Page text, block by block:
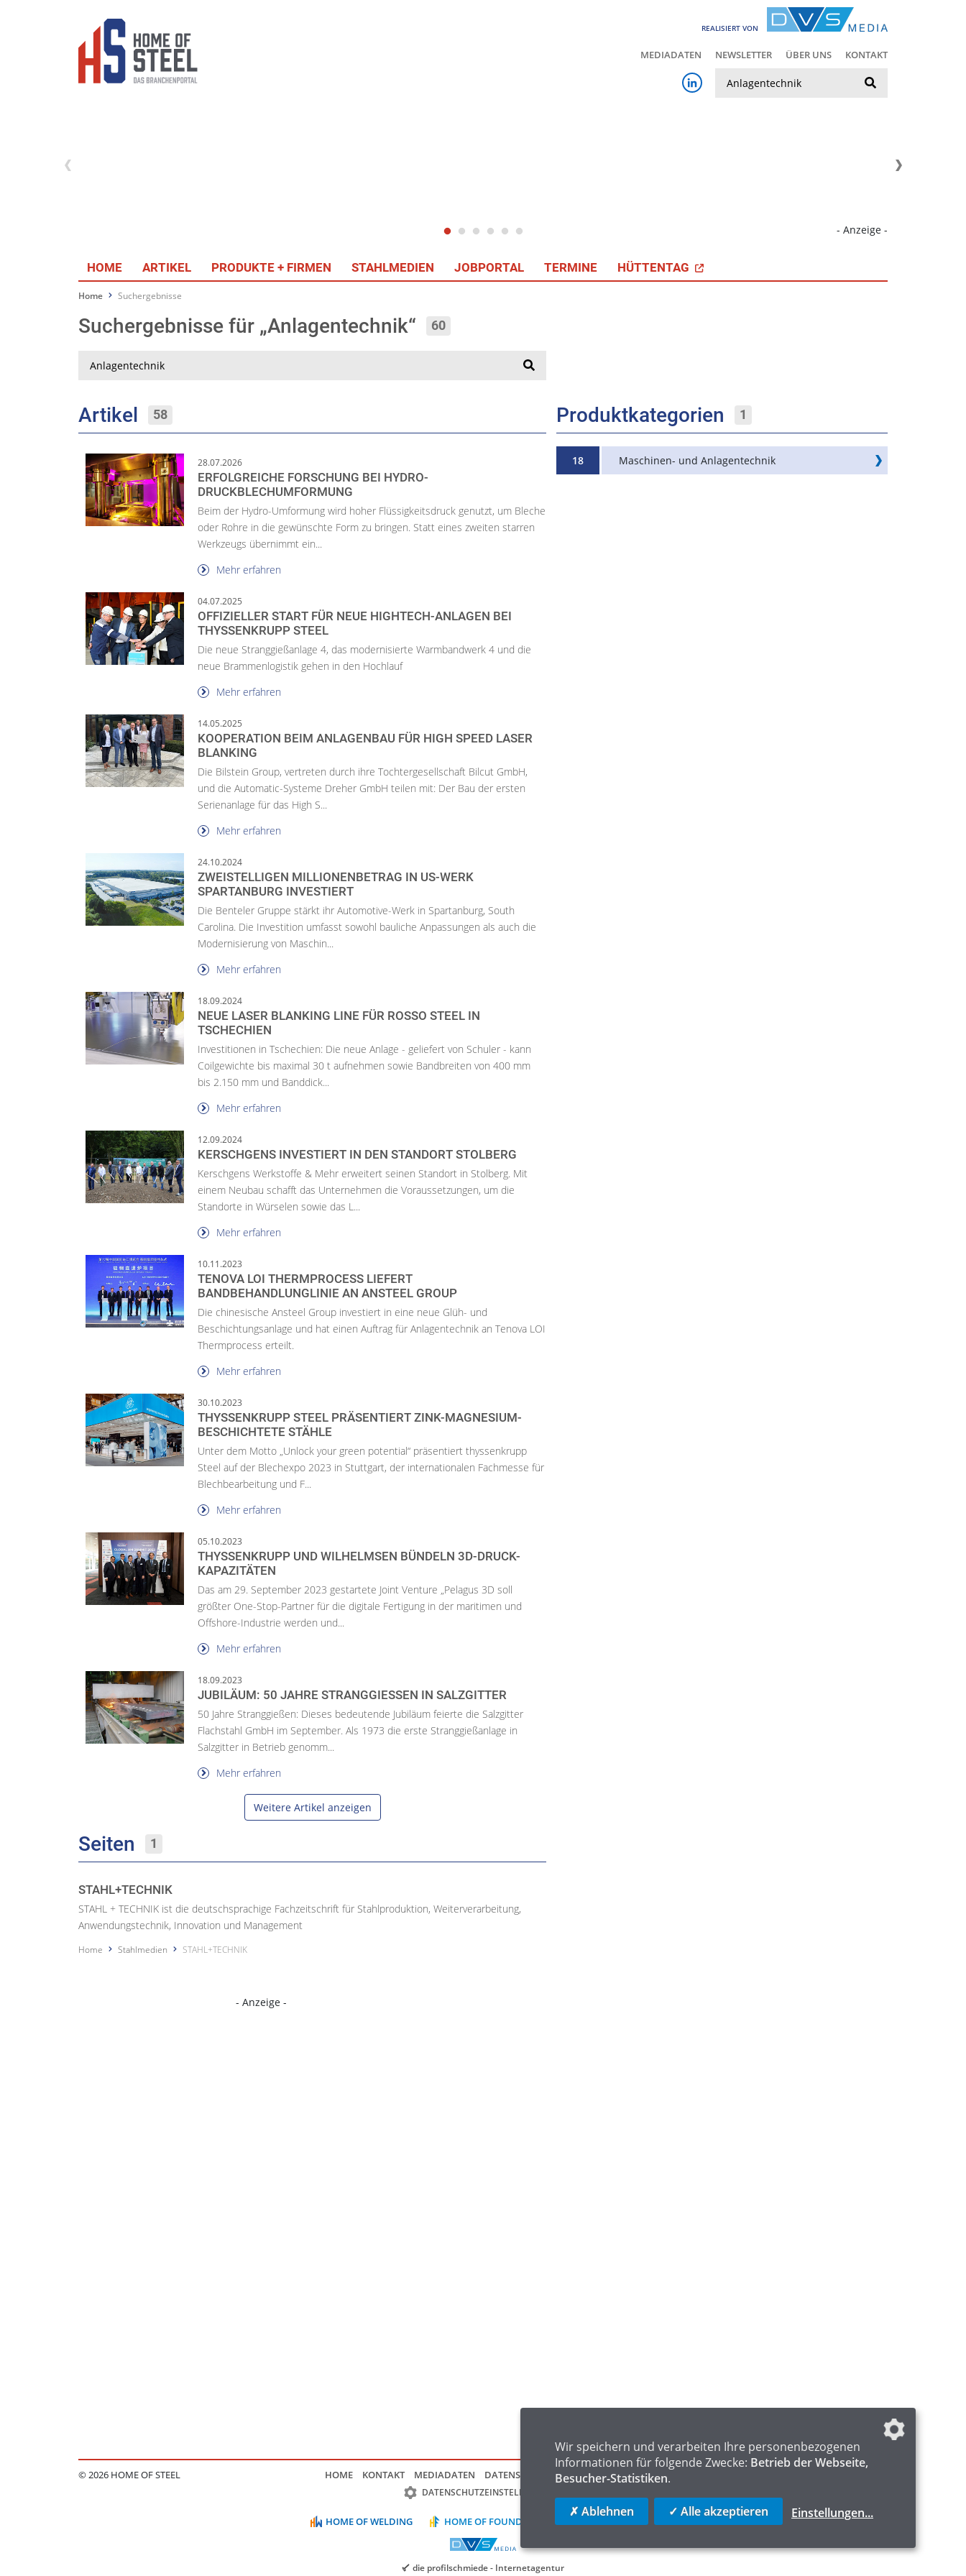
REALISIERT VON
MEDIADATEN NEWSLETTER ÜBER UNS KONTAKT
- Anzeige -
HOME ARTIKEL PRODUKTE + FIRMEN STAHLMEDIEN JOBPORTAL TERMINE HÜTTENTAG
Home Suchergebnisse
Suchergebnisse für „Anlagentechnik“ 60
Artikel 58
28.07.2026
ERFOLGREICHE FORSCHUNG BEI HYDRO-
DRUCKBLECHUMFORMUNG
Beim der Hydro-Umformung wird hoher Flüssigkeitsdruck genutzt, um Bleche
oder Rohre in die gewünschte Form zu bringen. Statt eines zweiten starren
Werkzeugs übernimmt ein...
Mehr erfahren
04.07.2025
OFFIZIELLER START FÜR NEUE HIGHTECH-ANLAGEN BEI
THYSSENKRUPP STEEL
Die neue Stranggießanlage 4, das modernisierte Warmbandwerk 4 und die
neue Brammenlogistik gehen in den Hochlauf
Mehr erfahren
14.05.2025
KOOPERATION BEIM ANLAGENBAU FÜR HIGH SPEED LASER
BLANKING
Die Bilstein Group, vertreten durch ihre Tochtergesellschaft Bilcut GmbH,
und die Automatic-Systeme Dreher GmbH teilen mit: Der Bau der ersten
Serienanlage für das High S...
Mehr erfahren
24.10.2024
ZWEISTELLIGEN MILLIONENBETRAG IN US-WERK
SPARTANBURG INVESTIERT
Die Benteler Gruppe stärkt ihr Automotive-Werk in Spartanburg, South
Carolina. Die Investition umfasst sowohl bauliche Anpassungen als auch die
Modernisierung von Maschin...
Mehr erfahren
18.09.2024
NEUE LASER BLANKING LINE FÜR ROSSO STEEL IN
TSCHECHIEN
Investitionen in Tschechien: Die neue Anlage - geliefert von Schuler - kann
Coilgewichte bis maximal 30 t aufnehmen sowie Bandbreiten von 400 mm
bis 2.150 mm und Banddick...
Mehr erfahren
12.09.2024
KERSCHGENS INVESTIERT IN DEN STANDORT STOLBERG
Kerschgens Werkstoffe & Mehr erweitert seinen Standort in Stolberg. Mit
einem Neubau schafft das Unternehmen die Voraussetzungen, um die
Standorte in Würselen sowie das L...
Mehr erfahren
10.11.2023
TENOVA LOI THERMPROCESS LIEFERT
BANDBEHANDLUNGLINIE AN ANSTEEL GROUP
Die chinesische Ansteel Group investiert in eine neue Glüh- und
Beschichtungsanlage und hat einen Auftrag für Anlagentechnik an Tenova LOI
Thermprocess erteilt.
Mehr erfahren
30.10.2023
THYSSENKRUPP STEEL PRÄSENTIERT ZINK-MAGNESIUM-
BESCHICHTETE STÄHLE
Unter dem Motto „Unlock your green potential“ präsentiert thyssenkrupp
Steel auf der Blechexpo 2023 in Stuttgart, der internationalen Fachmesse für
Blechbearbeitung und F...
Mehr erfahren
05.10.2023
THYSSENKRUPP UND WILHELMSEN BÜNDELN 3D-DRUCK-
KAPAZITÄTEN
Das am 29. September 2023 gestartete Joint Venture „Pelagus 3D soll
größter One-Stop-Partner für die digitale Fertigung in der maritimen und
Offshore-Industrie werden und...
Mehr erfahren
18.09.2023
JUBILÄUM: 50 JAHRE STRANGGIESSEN IN SALZGITTER
50 Jahre Stranggießen: Dieses bedeutende Jubiläum feierte die Salzgitter
Flachstahl GmbH im September. Als 1973 die erste Stranggießanlage in
Salzgitter in Betrieb genomm...
Mehr erfahren
Weitere Artikel anzeigen
Seiten 1
STAHL+TECHNIK
STAHL + TECHNIK ist die deutschsprachige Fachzeitschrift für Stahlproduktion, Weiterverarbeitung,
Anwendungstechnik, Innovation und Management
Home Stahlmedien STAHL+TECHNIK
Produktkategorien 1
18 Maschinen- und Anlagentechnik
- Anzeige -
© 2026 HOME OF STEEL HOME KONTAKT MEDIADATEN DATENSCHUTZ IMPRESSUM FAQ
DATENSCHUTZEINSTELLUNGEN
HOME OF WELDING HOME OF FOUNDRY HOME OF LOGISTICS
die profilschmiede - Internetagentur
Wir speichern und verarbeiten Ihre personenbezogenen
Informationen für folgende Zwecke: Betrieb der Webseite,
Besucher-Statistiken.
✗ Ablehnen ✓ Alle akzeptieren Einstellungen...